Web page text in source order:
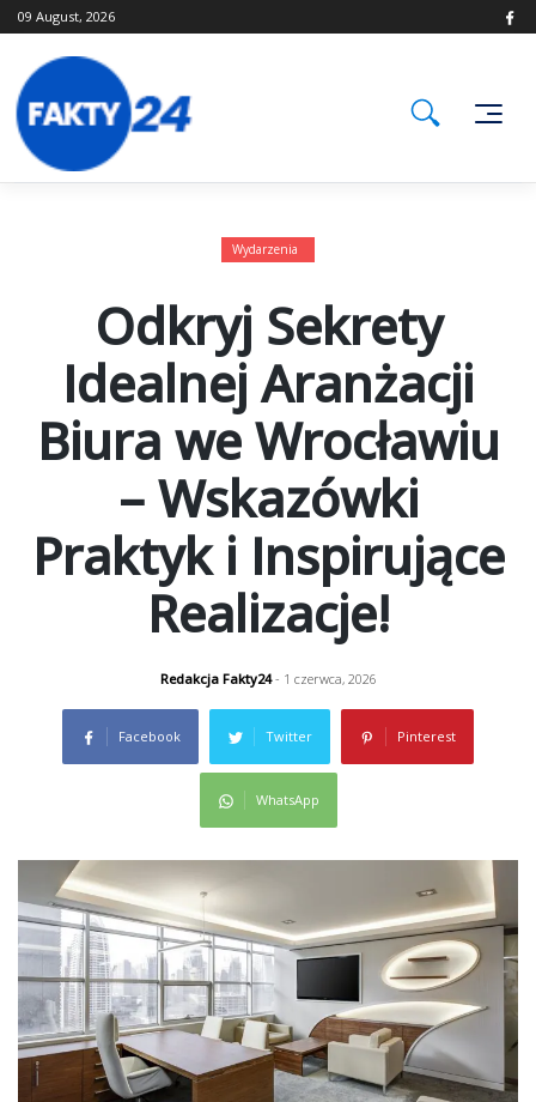
Skip
to
09 August, 2026
Wydarzenia
Odkryj Sekrety
Idealnej Aranżacji
Biura we Wrocławiu
– Wskazówki
Praktyk i Inspirujące
Realizacje!
Redakcja Fakty24- 1 czerwca, 2026
Facebook Twitter Pinterest
WhatsApp